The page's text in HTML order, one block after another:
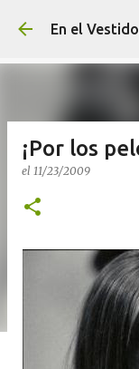
Ir
En el
¡Por los
el 11/23/2009